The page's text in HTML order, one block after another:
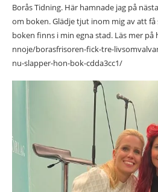
Borås Tidning. Här hamnade jag på
om boken. Glädje tjut inom mig av att
boken finns i min egna stad. Läs mer
nnoje/borasfrisoren-fick-tre-
nu-slapper-hon-bok-cdda3cc1/